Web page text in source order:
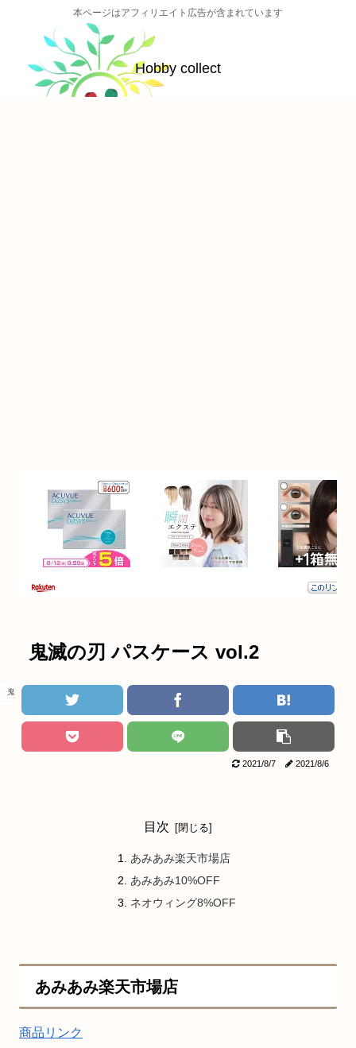
本ページはアフィリエイト広告が含まれています
Hobby collect
鬼滅の刃 パスケース vol.2
鬼滅の刃
2021/8/7 2021/8/6
目次
あみあみ楽天市場店
あみあみ10%OFF
ネオウィング8%OFF
あみあみ楽天市場店
商品リンク